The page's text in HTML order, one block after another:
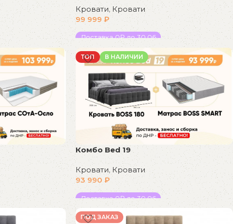
Кровати, Кровати
99 999₽
Доставка 0₽ до 30.06
В корзину
ТОП В НАЛИЧИИ
Комбо Bed 19
Кровати,Кровати
93 990₽
Доставка 0₽ до 30.06
В корзину
ПОД ЗАКАЗ